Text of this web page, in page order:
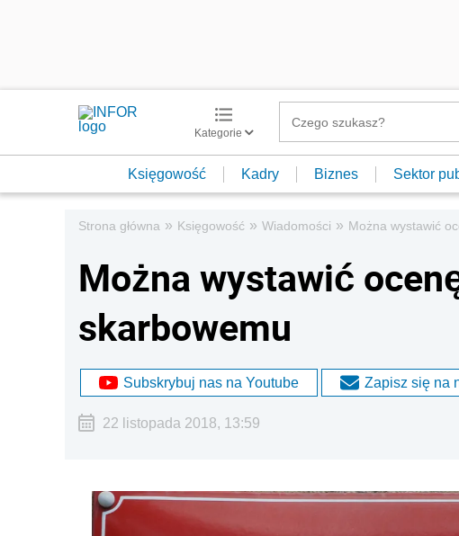
Kategorie
Księgowość Kadry Biznes Sektor
Strona główna » Księgowość » Wiadomości » Można wystawić
Można wystawić
skarbowemu
Subskrybuj nas na Youtube Zapisz się na
22 listopada 2018, 13:59